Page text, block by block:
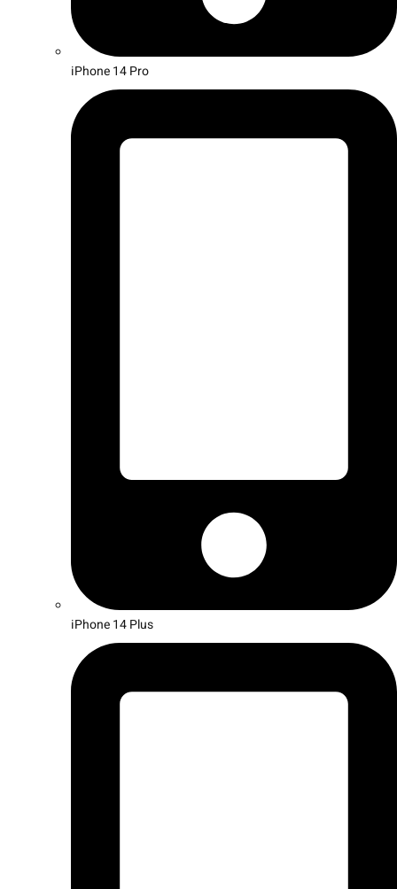
iPhone 14 Pro
iPhone 14 Plus